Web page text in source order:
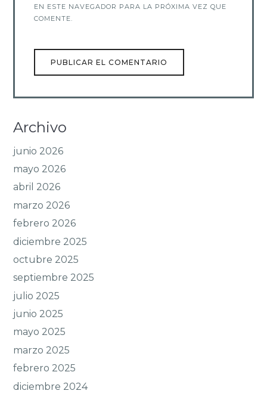
EN ESTE NAVEGADOR PARA LA PRÓXIMA VEZ QUE
COMENTE.
Archivo
junio 2026
mayo 2026
abril 2026
marzo 2026
febrero 2026
diciembre 2025
octubre 2025
septiembre 2025
julio 2025
junio 2025
mayo 2025
marzo 2025
febrero 2025
diciembre 2024